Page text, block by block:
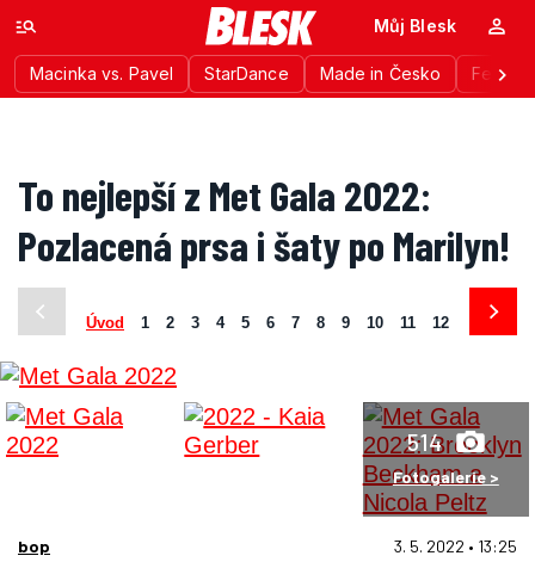
Macinka vs. Pavel StarDance Made in Česko
Můj Blesk
To nejlepší z Met Gala 2022:
Pozlacená prsa i šaty po Marilyn!
Úvod 1 2 3 4 5 6 7 8 9 10 11 12
514
Fotogalerie >
bop 3. 5. 2022 • 13:25